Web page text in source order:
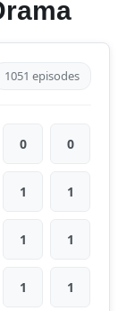
1051 episodes
0 0
1 1
1 1
1 1